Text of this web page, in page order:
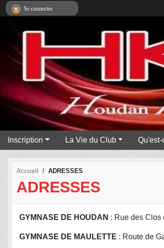
Inscription La Vie du Club
Accueil ADRESSES
ADRESSES
GYMNASE DE HOUDAN : Rue des Clos
GYMNASE DE MAULETTE : Route de
Se connecter
Panneau de gestion des cookies